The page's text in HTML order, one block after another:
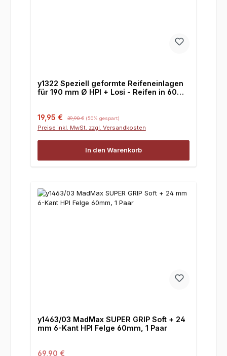
y1322 Speziell geformte Reifeneinlagen
für 190 mm Ø HPI + Losi - Reifen in 60
Verkaufspreis:
19,95 € 39,90 € (50% gespart)
Preise inkl. MwSt. zzgl. Versandkosten
In den Warenkorb
y1463/03 MadMax SUPER GRIP Soft + 24
mm 6-Kant HPI Felge 60mm, 1 Paar
Regulärer Preis:
69,90 €